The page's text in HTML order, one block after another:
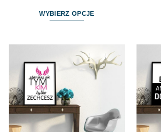
WYBIERZ OPCJE
wiele
wariantów.
Opcje
można
wybrać
na